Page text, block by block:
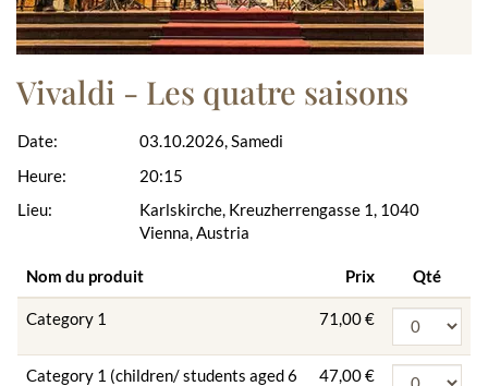
Vivaldi - Les quatre saisons
Date:
Heure:
Lieu:
03.10.2026, Samedi
20:15
Karlskirche, Kreuzherrengasse 1, 1040
Vienna, Austria
Nom du produit Prix Qté
Category 1 71,00 €
Category 1 (children/ students aged 6
47,00 €